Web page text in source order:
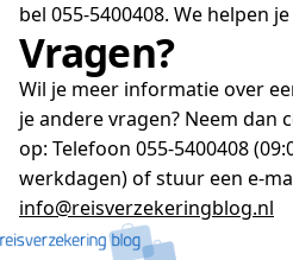
bel 055-5400408. We helpen
Vragen?
Wil je meer informatie over
je andere vragen? Neem dan
op: Telefoon 055-5400408
werkdagen) of stuur een e-
info@reisverzekeringblog.nl